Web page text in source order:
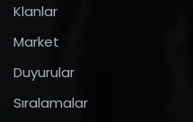
Klanlar
Market
Duyurular
Sıralamalar